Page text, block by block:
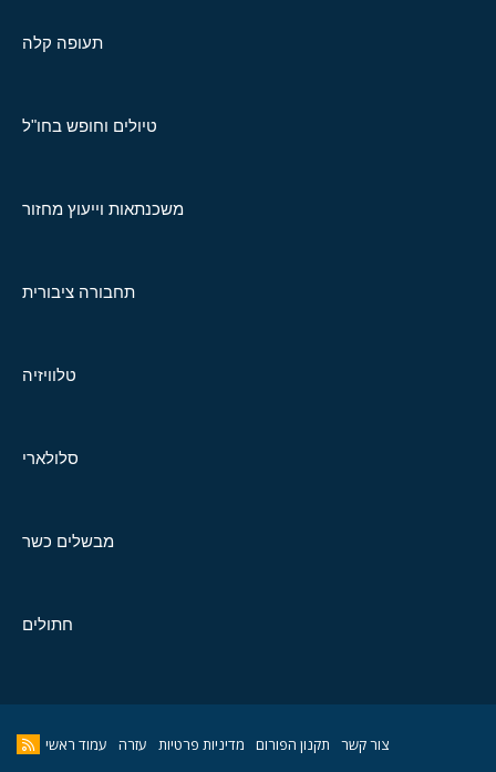
תעופה קלה
טיולים וחופש בחו"ל
משכנתאות וייעוץ מחזור
תחבורה ציבורית
טלוויזיה
סלולארי
מבשלים כשר
חתולים
צור קשר תקנון הפורום מדיניות פרטיות עזרה עמוד ראשי